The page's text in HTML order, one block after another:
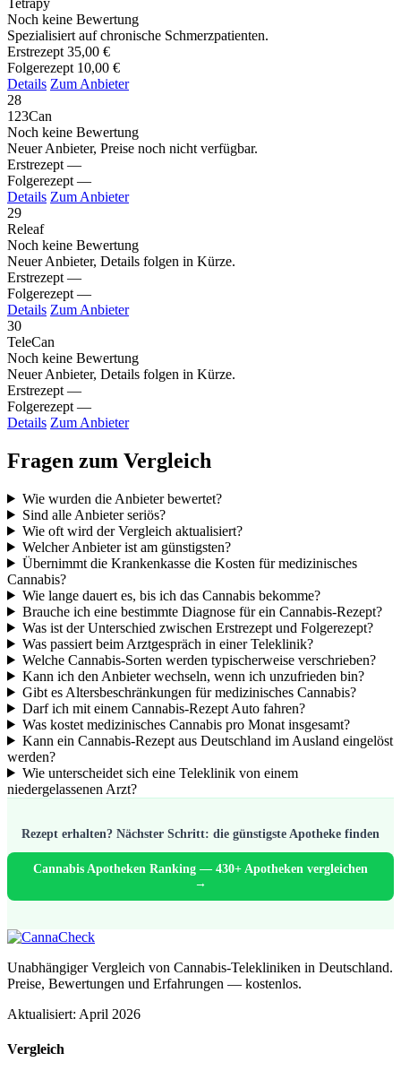
Noch keine Bewertung
Spezialisiert auf chronische Schmerzpatienten.
Erstrezept 35,00 €
Folgerezept 10,00 €
Details Zum Anbieter
28
123Can
Noch keine Bewertung
Neuer Anbieter, Preise noch nicht verfügbar.
Erstrezept —
Folgerezept —
Details Zum Anbieter
29
Releaf
Noch keine Bewertung
Neuer Anbieter, Details folgen in Kürze.
Erstrezept —
Folgerezept —
Details Zum Anbieter
30
TeleCan
Noch keine Bewertung
Neuer Anbieter, Details folgen in Kürze.
Erstrezept —
Folgerezept —
Details Zum Anbieter
Fragen zum Vergleich
Wie wurden die Anbieter bewertet?
Sind alle Anbieter seriös?
Wie oft wird der Vergleich aktualisiert?
Welcher Anbieter ist am günstigsten?
Übernimmt die Krankenkasse die Kosten für medizinisches
Cannabis?
Wie lange dauert es, bis ich das Cannabis bekomme?
Brauche ich eine bestimmte Diagnose für ein Cannabis-Rezept?
Was ist der Unterschied zwischen Erstrezept und Folgerezept?
Was passiert beim Arztgespräch in einer Teleklinik?
Welche Cannabis-Sorten werden typischerweise verschrieben?
Kann ich den Anbieter wechseln, wenn ich unzufrieden bin?
Gibt es Altersbeschränkungen für medizinisches Cannabis?
Darf ich mit einem Cannabis-Rezept Auto fahren?
Was kostet medizinisches Cannabis pro Monat insgesamt?
Kann ein Cannabis-Rezept aus Deutschland im Ausland eingelöst
werden?
Wie unterscheidet sich eine Teleklinik von einem
niedergelassenen Arzt?
Rezept erhalten? Nächster Schritt: die günstigste Apotheke finden
Cannabis Apotheken Ranking — 430+ Apotheken vergleichen
→
Unabhängiger Vergleich von Cannabis-Telekliniken in Deutschland.
Preise, Bewertungen und Erfahrungen — kostenlos.
Aktualisiert: April 2026
Vergleich